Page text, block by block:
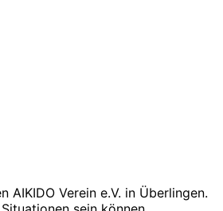
Verein e.V. in Überlingen.